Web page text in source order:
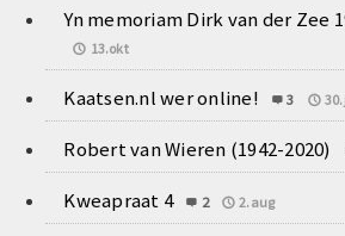
Yn memoriam Dirk van der Zee
13.okt
Kaatsen.nl wer online! 3
Robert van Wieren (1942-2020)
Kweapraat 4 2 2.aug